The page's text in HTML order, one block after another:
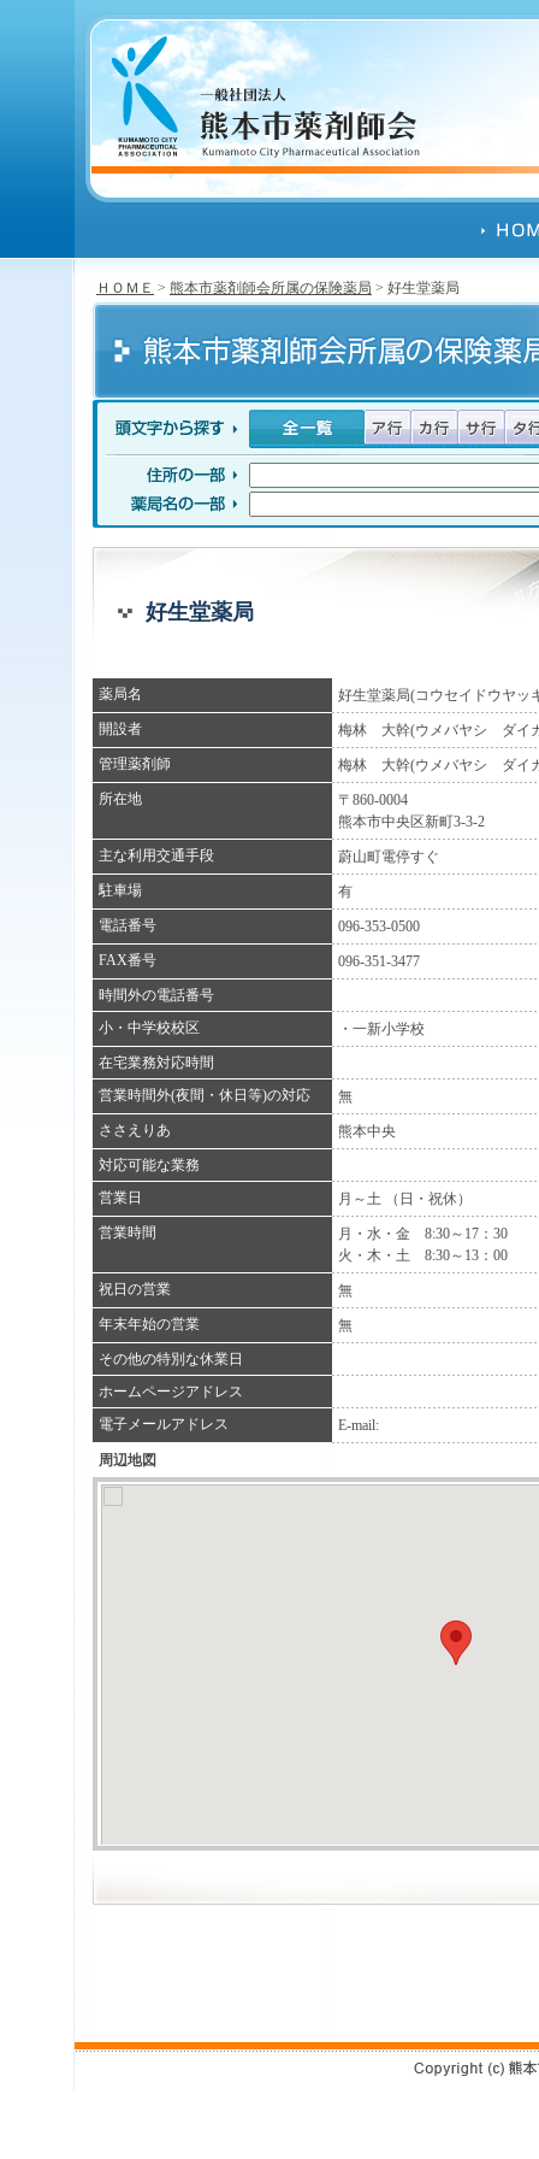
ＨＯＭＥ > 熊本市薬剤師会所属の保険薬局 > 好生堂薬局
好生堂薬局
薬局名
好生堂薬局(コウセイドウヤッ
開設者
梅林 大幹(ウメバヤシ ダイ
管理薬剤師
梅林 大幹(ウメバヤシ ダイ
所在地
〒860-0004
熊本市中央区新町3-3-2
主な利用交通手段
蔚山町電停すぐ
駐車場
有
電話番号
096-353-0500
FAX番号
096-351-3477
時間外の電話番号
小・中学校校区
・一新小学校
在宅業務対応時間
営業時間外(夜間・休日等)の対応
無
ささえりあ
熊本中央
対応可能な業務
営業日
月～土 （日・祝休）
営業時間
月・水・金 8:30～17：30
火・木・土 8:30～13：00
祝日の営業
無
年末年始の営業
無
その他の特別な休業日
ホームページアドレス
電子メールアドレス
E-mail:
周辺地図